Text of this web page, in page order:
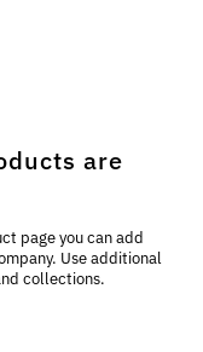
are
page you can add
Use additional
collections.